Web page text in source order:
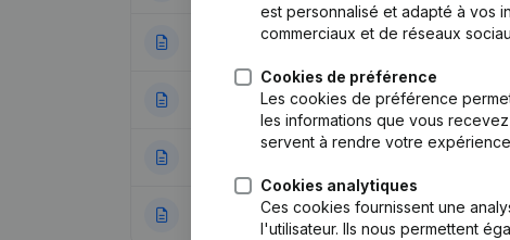
28-11-2018 Capital - Actions(NL)
04-10-2018 Demissions -
Capital - Actions
15-01-2013 Demissions -
est personnalisé et adapté à vos
commerciaux et de réseaux
Cookies de préférence
Les cookies de préférence
les informations que vous
servent à rendre votre
Cookies analytiques
Ces cookies fournissent une
l'utilisateur. Ils nous permettent